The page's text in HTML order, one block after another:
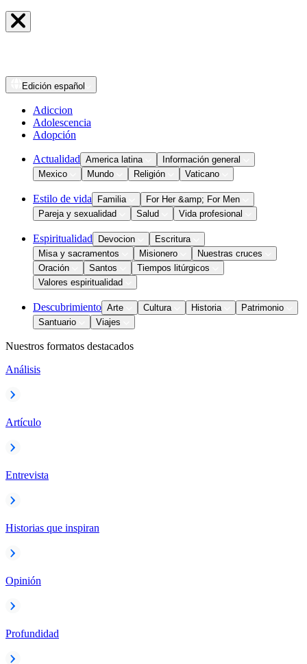
Edición español
Adiccion
Adolescencia
Adopción
Actualidad America latina
Información general
Mexico
Mundo Religión Vaticano
Estilo de vida Familia
For Her &amp; For Men
Pareja y sexualidad
Salud Vida profesional
Espiritualidad Devocion
Escritura
Misa y sacramentos
Misionero
Nuestras cruces
Oración
Santos
Tiempos litúrgicos
Valores espiritualidad
Descubrimiento Arte Cultura Historia
Patrimonio
Santuario
Viajes
Nuestros formatos destacados
Análisis
Artículo
Entrevista
Historias que inspiran
Opinión
Profundidad